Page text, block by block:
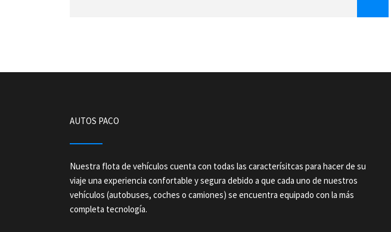
AUTOS PACO
Nuestra flota de vehículos cuenta con todas las caracterísitcas para hacer de su
viaje una experiencia confortable y segura debido a que cada uno de nuestros
vehículos (autobuses, coches o camiones) se encuentra equipado con la más
completa tecnología.